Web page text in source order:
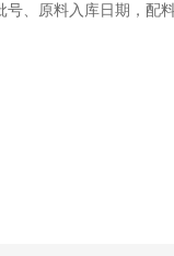
原料入库日期，配料